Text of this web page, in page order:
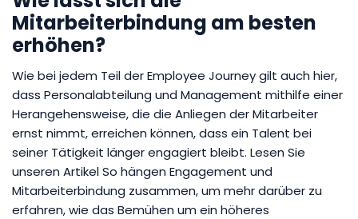
Mitarbeiterbindung am besten
erhöhen?
Wie bei jedem Teil der Employee Journey gilt auch hier,
dass Personalabteilung und Management mithilfe einer
Herangehensweise, die die Anliegen der Mitarbeiter
ernst nimmt, erreichen können, dass ein Talent bei
seiner Tätigkeit länger engagiert bleibt. Lesen Sie
unseren Artikel So hängen Engagement und
Mitarbeiterbindung zusammen, um mehr darüber zu
erfahren, wie das Bemühen um ein höheres